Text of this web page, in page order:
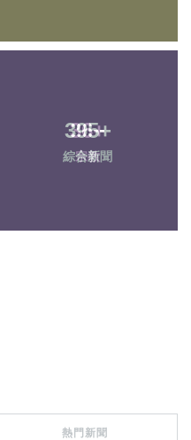
395+
綜合新聞
熱門新聞